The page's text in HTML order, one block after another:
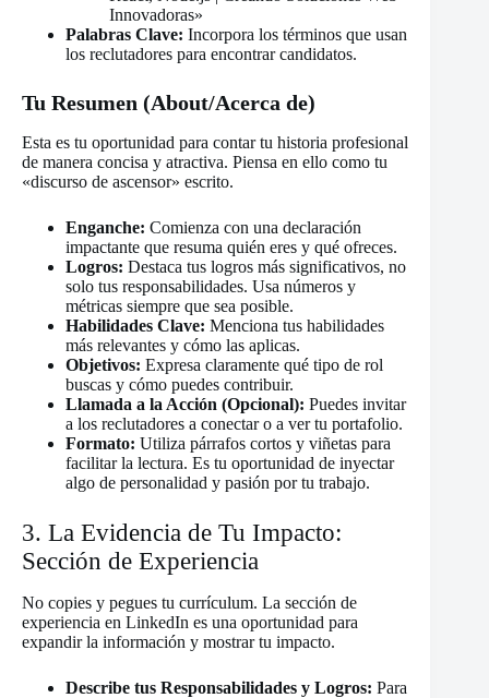
Innovadoras»
Palabras Clave: Incorpora los términos que usan
los reclutadores para encontrar candidatos.
Tu Resumen (About/Acerca de)
Esta es tu oportunidad para contar tu historia profesional
de manera concisa y atractiva. Piensa en ello como tu
«discurso de ascensor» escrito.
Enganche: Comienza con una declaración
impactante que resuma quién eres y qué ofreces.
Logros: Destaca tus logros más significativos, no
solo tus responsabilidades. Usa números y
métricas siempre que sea posible.
Habilidades Clave: Menciona tus habilidades
más relevantes y cómo las aplicas.
Objetivos: Expresa claramente qué tipo de rol
buscas y cómo puedes contribuir.
Llamada a la Acción (Opcional): Puedes invitar
a los reclutadores a conectar o a ver tu portafolio.
Formato: Utiliza párrafos cortos y viñetas para
facilitar la lectura. Es tu oportunidad de inyectar
algo de personalidad y pasión por tu trabajo.
3. La Evidencia de Tu Impacto:
Sección de Experiencia
No copies y pegues tu currículum. La sección de
experiencia en LinkedIn es una oportunidad para
expandir la información y mostrar tu impacto.
Describe tus Responsabilidades y Logros: Para